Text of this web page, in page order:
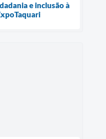
e inclusão à